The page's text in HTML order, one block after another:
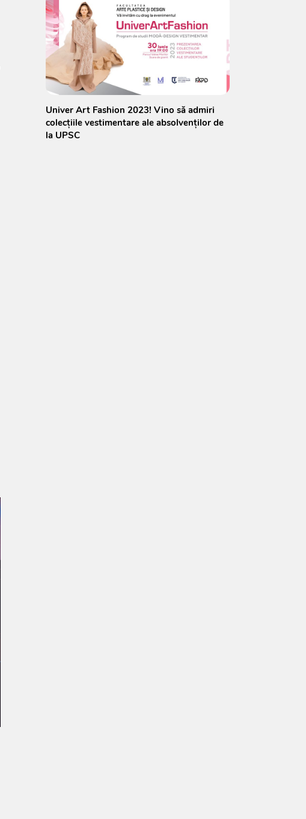
Univer Art Fashion 2023! Vino să admiri
colecțiile vestimentare ale absolvenților de
la UPSC